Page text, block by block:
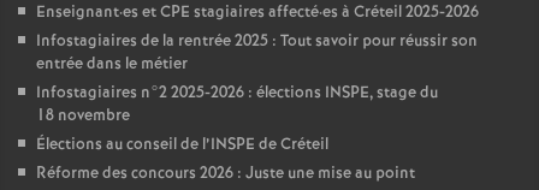
Enseignant·es etCPE stagiaires affecté·es à Créteil 2025-2026
Infostagiaires de la rentrée 2025 : Tout savoir pour réussir son
entrée dans le métier
Infostagiaires n°2 2025-2026 : élections INSPE, stage du
18 novembre
Élections au conseil de l’INSPE de Créteil
Réforme des concours 2026 : Juste une mise au point